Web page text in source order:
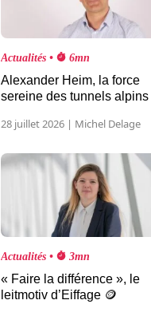
Actualités • 6mn
Alexander Heim, la force
sereine des tunnels alpins
28 juillet 2026 | Michel Delage
Actualités • 3mn
« Faire la différence », le
leitmotiv d’Eiffage 🪙